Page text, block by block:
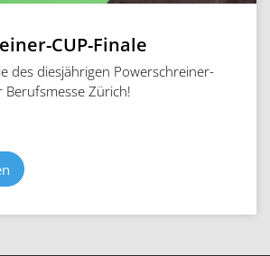
CUP-Finale
des diesjährigen Powerschreiner-
Berufsmesse Zürich!